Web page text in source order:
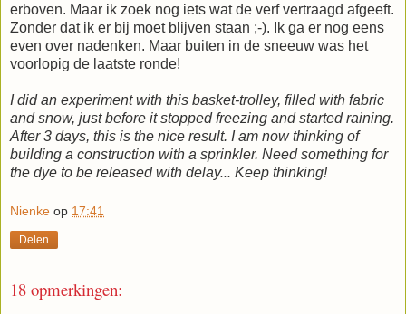
erboven. Maar ik zoek nog iets wat de verf vertraagd afgeeft.
Zonder dat ik er bij moet blijven staan ;-). Ik ga er nog eens
even over nadenken. Maar buiten in de sneeuw was het
voorlopig de laatste ronde!
I did an experiment with this basket-trolley, filled with fabric
and snow, just before it stopped freezing and started raining.
After 3 days, this is the nice result. I am now thinking of
building a construction with a sprinkler. Need something for
the dye to be released with delay... Keep thinking!
Nienke op 17:41
Delen
18 opmerkingen: